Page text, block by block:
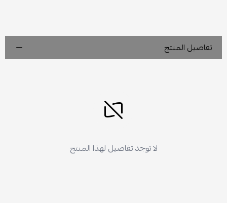
تفاصيل المنتج
لا توجد تفاصيل لهذا المنتج